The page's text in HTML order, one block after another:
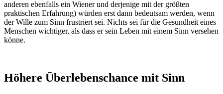
anderen ebenfalls ein Wiener und derjenige mit der größten
praktischen Erfahrung) würden erst dann bedeutsam werden, wenn
der Wille zum Sinn frustriert sei. Nichts sei für die Gesundheit eines
Menschen wichtiger, als dass er sein Leben mit einem Sinn versehen
könne.
Höhere Überlebenschance mit Sinn